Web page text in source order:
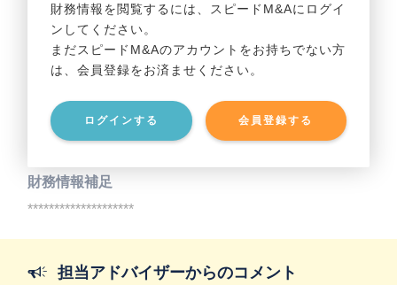
財務情報を閲覧するには、スピードM&Aにログイ
ンしてください。
まだスピードM&Aのアカウントをお持ちでない方
は、会員登録をお済ませください。
ログインする 会員登録する
貸借対照表（B/S）
事業資産 ********************
事業負債 ********************
財務情報補足
********************
担当アドバイザーからのコメント